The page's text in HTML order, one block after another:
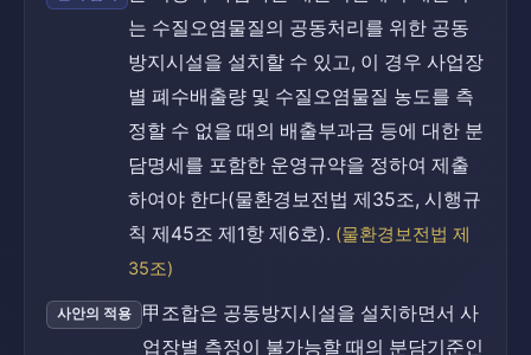
는 수질오염물질의 공동처리를 위한 공동
방지시설을 설치할 수 있고, 이 경우 사업장
별 폐수배출량 및 수질오염물질 농도를 측
정할 수 없을 때의 배출부과금 등에 대한 분
담명세를 포함한 운영규약을 정하여 제출
하여야 한다(물환경보전법 제35조, 시행규
칙 제45조 제1항 제6호). (물환경보전법 제
35조)
사안의 적용
甲조합은 공동방지시설을 설치하면서 사
업장별 측정이 불가능할 때의 분담기준인